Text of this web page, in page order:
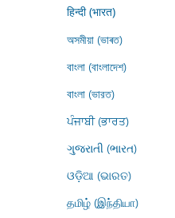
हिन्दी (भारत)
অসমীয়া (ভাৰত)
বাংলা (বাংলাদেশ)
বাংলা (ভারত)
ਪੰਜਾਬੀ (ਭਾਰਤ)
ગુજરાતી (ભારત)
ଓଡ଼ିଆ (ଭାରତ)
தமிழ் (இந்தியா)